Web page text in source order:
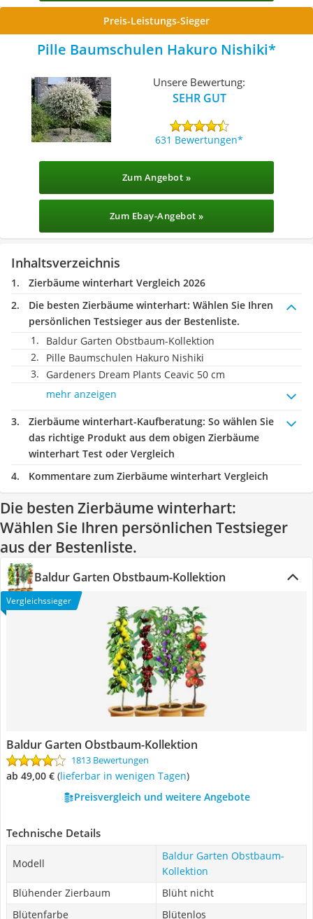
Preis-Leistungs-Sieger
Pille Baumschulen Hakuro Nishiki
Unsere Bewertung:
SEHR GUT
631 Bewertungen
Zum Angebot »
Zum Ebay-Angebot »
Inhaltsverzeichnis
Zierbäume winterhart Vergleich 2026
Die besten Zierbäume winterhart: Wählen Sie Ihren
persönlichen Testsieger aus der Bestenliste.
Baldur Garten Obstbaum-Kollektion
Pille Baumschulen Hakuro Nishiki
Gardeners Dream Plants Ceavic 50 cm
mehr anzeigen
Zierbäume winterhart-Kaufberatung: So wählen Sie
das richtige Produkt aus dem obigen Zierbäume
winterhart Test oder Vergleich
Kommentare zum Zierbäume winterhart Vergleich
Die besten Zierbäume winterhart:
Wählen Sie Ihren persönlichen Testsieger
aus der Bestenliste.
Baldur Garten Obstbaum-Kollektion
Vergleichssieger
Baldur Garten Obstbaum-Kollektion
1813 Bewertungen
ab 49,00 € ( Lieferbar in wenigen Tagen)
Preisvergleich und weitere Angebote
Technische Details
Modell
Baldur Garten Obstbaum-
Kollektion
Blühender Zierbaum
Blüht nicht
Blütenfarbe
Blütenlos